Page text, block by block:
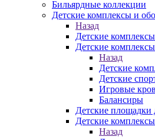
Бильярдные коллекции
Детские комплексы и
Назад
Детские
Детские
Назад
Детские
Детские
Игровые
Балансиры
Детские площадки
Детские
Назад